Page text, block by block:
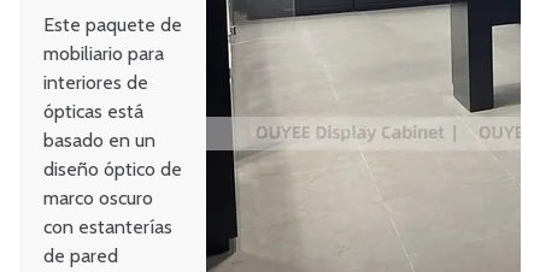
Este paquete de
mobiliario para
interiores de
ópticas está
basado en un
diseño óptico de
marco oscuro
con estanterías
de pared